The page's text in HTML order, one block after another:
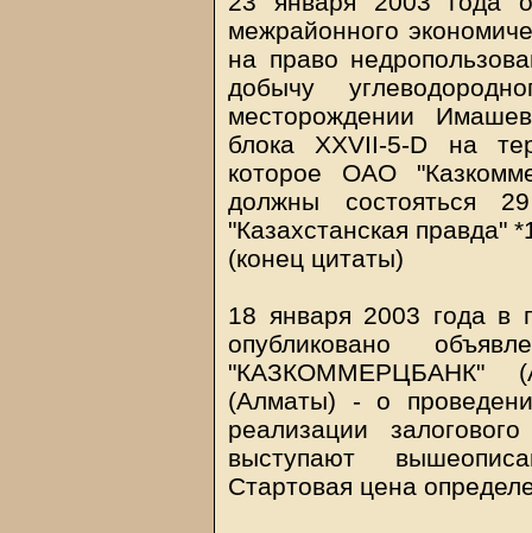
межрайонного
на право
добычу
месторождении
блока XXVII-5-D на
которое ОАО
должны состояться
"Казахстанская правда"
(конец цитаты)
18 января 2003 года в
опубликовано
"КАЗКОММЕРЦБАНК"
(Алматы) - о
реализации
выступают
Стартовая цена